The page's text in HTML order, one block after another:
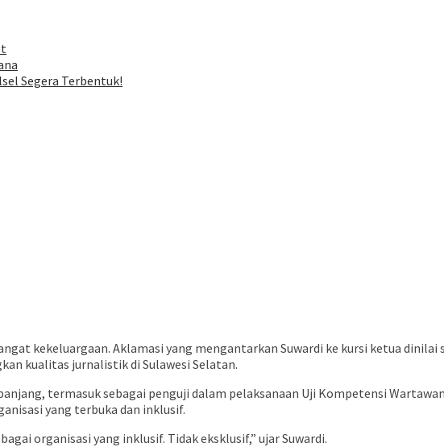
Segera Terbentuk!
kekeluargaan. Aklamasi yang mengantarkan Suwardi ke kursi ketua dinilai
kualitas jurnalistik di Sulawesi Selatan.
termasuk sebagai penguji dalam pelaksanaan Uji Kompetensi
yang terbuka dan inklusif.
organisasi yang inklusif. Tidak eksklusif,” ujar Suwardi.